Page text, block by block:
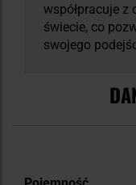
współpracuje z
świecie, co
swojego
Więcej